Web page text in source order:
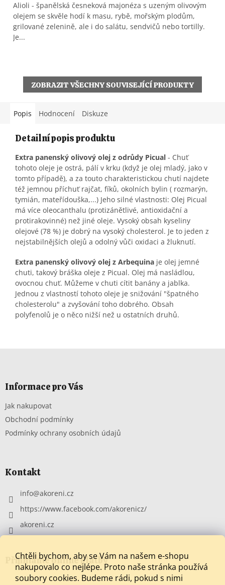
Chtěli bychom, aby se Vám na našem e-shopu
nakupovalo co nejlépe. Proto naše stránka používá
soubory cookies. Budeme rádi, pokud s nimi
z
5
hvězdiček.
Alioli - španělská česneková majonéza s uzeným olivovým
olejem se skvěle hodí k masu, rybě, mořským plodům,
grilované zelenině, ale i do salátu, sendvičů nebo tortilly.
Je...
ZOBRAZIT VŠECHNY SOUVISEJÍCÍ PRODUKTY
Popis Hodnocení Diskuze
Detailní popis produktu
Extra panenský olivový olej z odrůdy Picual - Chuť
tohoto oleje je ostrá, pálí v krku (když je olej mladý, jako v
tomto případě), a za touto charakteristickou chutí najdete
též jemnou příchuť rajčat, fíků, okolních bylin ( rozmarýn,
tymián, mateřídouška,...) Jeho silné vlastnosti: Olej Picual
má více oleocanthalu (protizánětlivé, antioxidační a
protirakovinné) než jiné oleje. Vysoký obsah kyseliny
olejové (78 %) je dobrý na vysoký cholesterol. Je to jeden z
nejstabilnějších olejů a odolný vůči oxidaci a žluknutí.
Extra panenský olivový olej z Arbequina je olej jemné
chuti, takový bráška oleje z Picual. Olej má nasládlou,
ovocnou chuť. Můžeme v chuti cítit banány a jablka.
Jednou z vlastností tohoto oleje je snižování "špatného
cholesterolu" a zvyšování toho dobrého. Obsah
polyfenolů je o něco nižší než u ostatních druhů.
Informace pro Vás
Jak nakupovat
Obchodní podmínky
Podmínky ochrany osobních údajů
Kontakt
info@akoreni.cz
https://www.facebook.com/akorenicz/
akoreni.cz
Přijímáme online platby